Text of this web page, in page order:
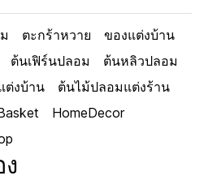
ตะกร้าหวาย
ของแต่งบ้าน
ต้นเฟิร์นปลอม
ต้นหลิวปลอม
ต่งบ้าน
ต้นไม้ปลอมแต่งร้าน
HomeDecor